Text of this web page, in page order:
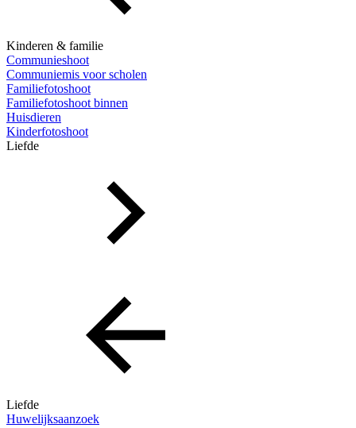
Kinderen & familie
Communieshoot
Communiemis voor scholen
Familiefotoshoot
Familiefotoshoot binnen
Huisdieren
Kinderfotoshoot
Liefde
Liefde
Huwelijksaanzoek